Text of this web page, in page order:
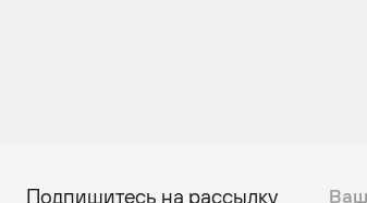
Подпишитесь на рассылку